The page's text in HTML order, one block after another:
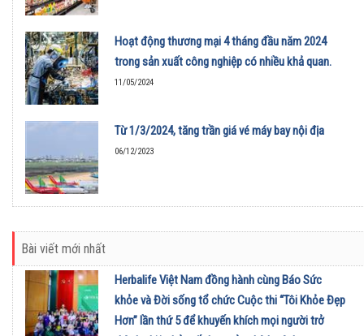
Hoạt động thương mại 4 tháng đầu năm 2024
trong sản xuất công nghiệp có nhiều khả quan.
11/05/2024
Từ 1/3/2024, tăng trần giá vé máy bay nội địa
06/12/2023
Bài viết mới nhất
Herbalife Việt Nam đồng hành cùng Báo Sức
khỏe và Đời sống tổ chức Cuộc thi “Tôi Khỏe Đẹp
Hơn” lần thứ 5 để khuyến khích mọi người trở